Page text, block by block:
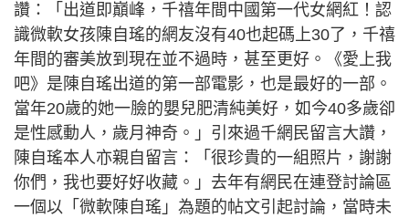
讚：「出道即巔峰，千禧年間中國第一代女網紅！認
識微軟女孩陳自瑤的網友沒有40也起碼上30了，千禧
年間的審美放到現在並不過時，甚至更好。《愛上我
吧》是陳自瑤出道的第一部電影，也是最好的一部。
當年20歲的她一臉的嬰兒肥清純美好，如今40多歲卻
是性感動人，歲月神奇。」引來過千網民留言大讚，
陳自瑤本人亦親自留言：「很珍貴的一組照片，謝謝
你們，我也要好好收藏。」去年有網民在連登討論區
一個以「微軟陳自瑤」為題的帖文引起討論，當時未